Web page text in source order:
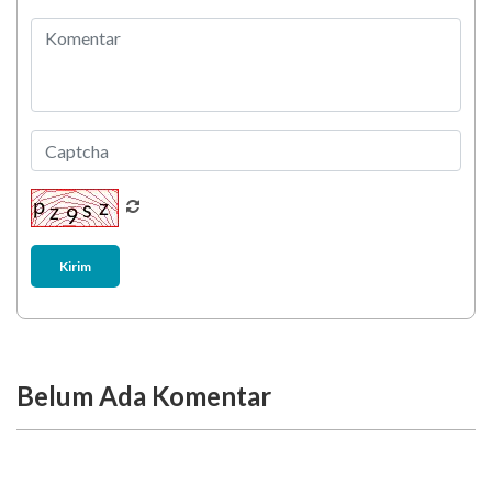
Berani Selesaikan Challenge 6.000 Langkah?
Kirim
Belum Ada Komentar